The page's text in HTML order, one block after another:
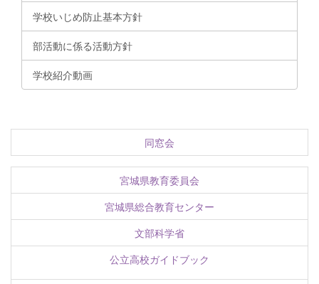
学校いじめ防止基本方針
部活動に係る活動方針
学校紹介動画
同窓会
宮城県教育委員会
宮城県総合教育センター
文部科学省
公立高校ガイドブック